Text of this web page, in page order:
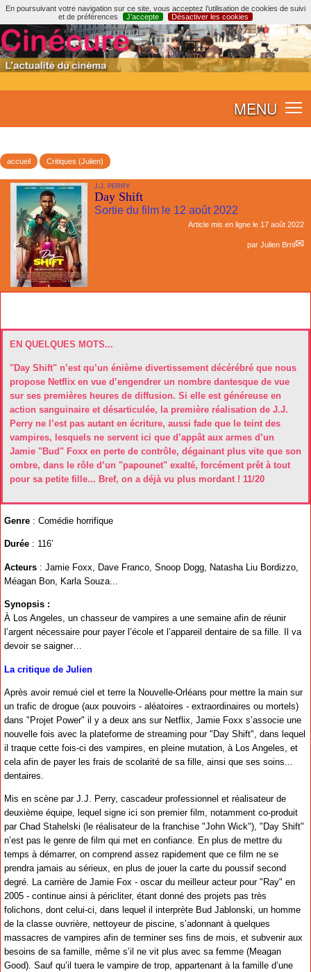
En poursuivant votre navigation sur ce site, vous acceptez l’utilisation de cookies de suivi
et de préférences
J’accepte Désactiver les cookies
MENU
accueil Critiques (Julien)
J.J. PERRY
Day Shift
Sortie du film le 12 août 2022
Article mis en ligne le 17 août 2022
par Julien Brnl
EN QUELQUES MOTS...
"Day Shift" n’est qu’un énième divertissement décérébré que nous
propose Netflix en vue d’engendrer un nombre dantesque de vue
sur ses premières heures de diffusion. Si elle est généreuse en
action sanguinaire et désarticulée, la première réalisation de J.J.
Perry ne l’est pas autant en écriture, aussi fade que le teint des
vampires, lesquels ne servent ici que d’appât aux armes d’un
Jamie "Bud" Foxx en perte de contrôle, dégainant plus vite que son
ombre, dans le rôle d’un "papounet" exalté, forcément prêt à tout
pour sa petite fille... Bref, on a déjà vu plus mordant ! 11/20
Genre : Comédie horrifique
Durée : 116’
Acteurs : Jamie Foxx, Dave Franco, Snoop Dogg, Natasha Liu Bordizzo,
Méagan Bon, Karla Souza...
Synopsis :
À Los Angeles, un chasseur de vampires a une semaine afin de réunir
l’argent nécessaire pour payer l’école et l’appareil dentaire de sa fille. Il va
devoir se saigner…
La critique de Julien
Après avoir remué ciel et terre la Nouvelle-Orléans pour mettre la main sur
un trafic de drogue (aux pouvoirs - aléatoires - extraordinaires ou mortels)
dans "Projet Power" il y a deux ans sur Netflix, Jamie Foxx s’associe une
nouvelle fois avec la plateforme de streaming pour "Day Shift", dans lequel
il traque cette fois-ci des vampires, en pleine mutation, à Los Angeles, et
cela afin de payer les frais de scolarité de sa fille, ainsi que ses soins...
dentaires.
Mis en scène par J.J. Perry, cascadeur professionnel et réalisateur de
deuxième équipe, lequel signe ici son premier film, notamment co-produit
par Chad Stahelski (le réalisateur de la franchise "John Wick"), "Day Shift"
n’est pas le genre de film qui met en confiance. En plus de mettre du
temps à démarrer, on comprend assez rapidement que ce film ne se
prendra jamais au sérieux, en plus de jouer la carte du poussif second
degré. La carrière de Jamie Fox - oscar du meilleur acteur pour "Ray" en
2005 - continue ainsi à péricliter, étant donné des projets pas très
folichons, dont celui-ci, dans lequel il interprète Bud Jablonski, un homme
de la classe ouvrière, nettoyeur de piscine, s’adonnant à quelques
massacres de vampires afin de terminer ses fins de mois, et subvenir aux
besoins de sa famille, même s’il ne vit plus avec sa femme (Meagan
Good). Sauf qu’il tuera le vampire de trop, appartenant à la famille d’une